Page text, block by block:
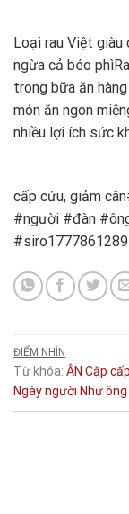
Loại rau Việt
ngừa cả béo phì
trong bữa ăn
món ăn ngon
nhiều lợi ích sức
cấp cứu, giảm
#người #đàn
#siro1777861289
ĐIỂM NHÌN
Từ khóa: ÂN Cập
Ngàyngười Nhưông